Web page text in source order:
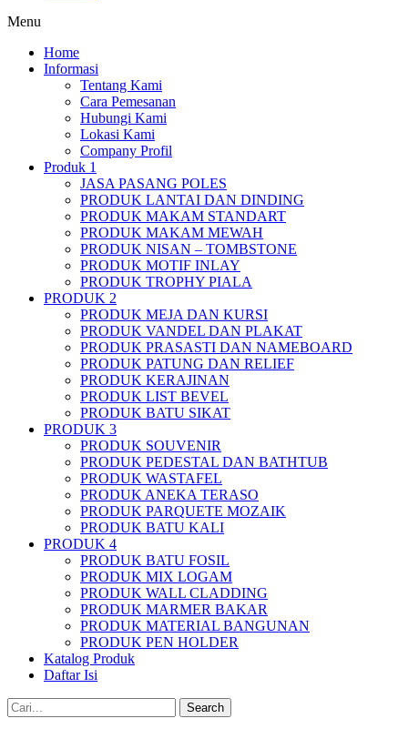
Menu
Home
Informasi
Tentang Kami
Cara Pemesanan
Hubungi Kami
Lokasi Kami
Company Profil
Produk 1
JASA PASANG POLES
PRODUK LANTAI DAN DINDING
PRODUK MAKAM STANDART
PRODUK MAKAM MEWAH
PRODUK NISAN – TOMBSTONE
PRODUK MOTIF INLAY
PRODUK TROPHY PIALA
PRODUK 2
PRODUK MEJA DAN KURSI
PRODUK VANDEL DAN PLAKAT
PRODUK PRASASTI DAN NAMEBOARD
PRODUK PATUNG DAN RELIEF
PRODUK KERAJINAN
PRODUK LIST BEVEL
PRODUK BATU SIKAT
PRODUK 3
PRODUK SOUVENIR
PRODUK PEDESTAL DAN BATHTUB
PRODUK WASTAFEL
PRODUK ANEKA TERASO
PRODUK PARQUETE MOZAIK
PRODUK BATU KALI
PRODUK 4
PRODUK BATU FOSIL
PRODUK MIX LOGAM
PRODUK WALL CLADDING
PRODUK MARMER BAKAR
PRODUK MATERIAL BANGUNAN
PRODUK PEN HOLDER
Katalog Produk
Daftar Isi
Search